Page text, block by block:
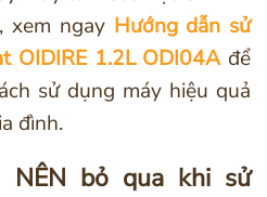
xem ngay Hướng dẫn sử
OIDIRE 1.2L ODI04A để
sử dụng máy hiệu quả
đình.
NÊN bỏ qua khi sử